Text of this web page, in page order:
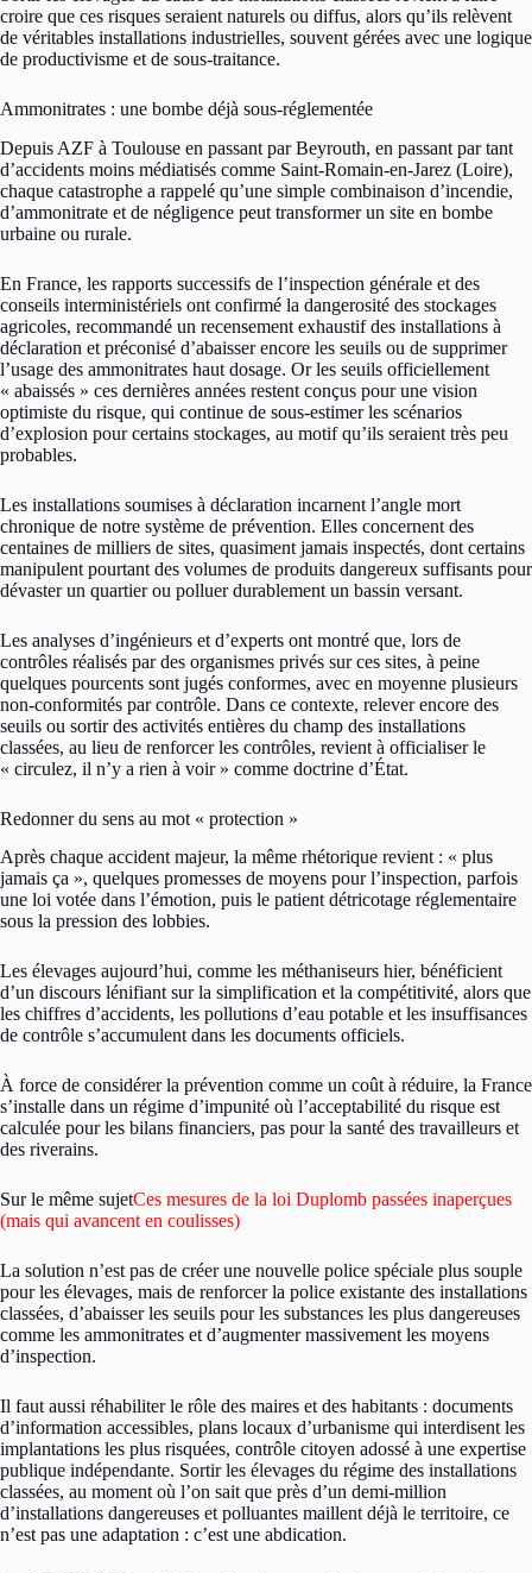
croire que ces risques seraient naturels ou diffus, alors qu’ils relèvent
de véritables installations industrielles, souvent gérées avec une logique
de productivisme et de sous-traitance.
Ammonitrates : une bombe déjà sous-réglementée
Depuis AZF à Toulouse en passant par Beyrouth, en passant par tant
d’accidents moins médiatisés comme Saint-Romain-en-Jarez (Loire),
chaque catastrophe a rappelé qu’une simple combinaison d’incendie,
d’ammonitrate et de négligence peut transformer un site en bombe
urbaine ou rurale.
En France, les rapports successifs de l’inspection générale et des
conseils interministériels ont confirmé la dangerosité des stockages
agricoles, recommandé un recensement exhaustif des installations à
déclaration et préconisé d’abaisser encore les seuils ou de supprimer
l’usage des ammonitrates haut dosage. Or les seuils officiellement
« abaissés » ces dernières années restent conçus pour une vision
optimiste du risque, qui continue de sous-estimer les scénarios
d’explosion pour certains stockages, au motif qu’ils seraient très peu
probables.
Les installations soumises à déclaration incarnent l’angle mort
chronique de notre système de prévention. Elles concernent des
centaines de milliers de sites, quasiment jamais inspectés, dont certains
manipulent pourtant des volumes de produits dangereux suffisants pour
dévaster un quartier ou polluer durablement un bassin versant.
Les analyses d’ingénieurs et d’experts ont montré que, lors de
contrôles réalisés par des organismes privés sur ces sites, à peine
quelques pourcents sont jugés conformes, avec en moyenne plusieurs
non-conformités par contrôle. Dans ce contexte, relever encore des
seuils ou sortir des activités entières du champ des installations
classées, au lieu de renforcer les contrôles, revient à officialiser le
« circulez, il n’y a rien à voir » comme doctrine d’État.
Redonner du sens au mot « protection »
Après chaque accident majeur, la même rhétorique revient : « plus
jamais ça », quelques promesses de moyens pour l’inspection, parfois
une loi votée dans l’émotion, puis le patient détricotage réglementaire
sous la pression des lobbies.
Les élevages aujourd’hui, comme les méthaniseurs hier, bénéficient
d’un discours lénifiant sur la simplification et la compétitivité, alors que
les chiffres d’accidents, les pollutions d’eau potable et les insuffisances
de contrôle s’accumulent dans les documents officiels.
À force de considérer la prévention comme un coût à réduire, la France
s’installe dans un régime d’impunité où l’acceptabilité du risque est
calculée pour les bilans financiers, pas pour la santé des travailleurs et
des riverains.
Sur le même sujetCes mesures de la loi Duplomb passées inaperçues
(mais qui avancent en coulisses)
La solution n’est pas de créer une nouvelle police spéciale plus souple
pour les élevages, mais de renforcer la police existante des installations
classées, d’abaisser les seuils pour les substances les plus dangereuses
comme les ammonitrates et d’augmenter massivement les moyens
d’inspection.
Il faut aussi réhabiliter le rôle des maires et des habitants : documents
d’information accessibles, plans locaux d’urbanisme qui interdisent les
implantations les plus risquées, contrôle citoyen adossé à une expertise
publique indépendante. Sortir les élevages du régime des installations
classées, au moment où l’on sait que près d’un demi-million
d’installations dangereuses et polluantes maillent déjà le territoire, ce
n’est pas une adaptation : c’est une abdication.